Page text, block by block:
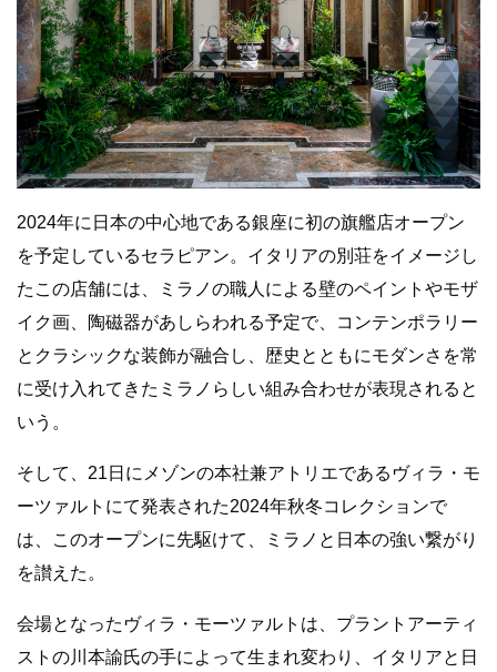
2024年に日本の中心地である銀座に初の旗艦店オープン
を予定しているセラピアン。イタリアの別荘をイメージし
たこの店舗には、ミラノの職人による壁のペイントやモザ
イク画、陶磁器があしらわれる予定で、コンテンポラリー
とクラシックな装飾が融合し、歴史とともにモダンさを常
に受け入れてきたミラノらしい組み合わせが表現されると
いう。
そして、21日にメゾンの本社兼アトリエであるヴィラ・モ
ーツァルトにて発表された2024年秋冬コレクションで
は、このオープンに先駆けて、ミラノと日本の強い繋がり
を讃えた。
会場となったヴィラ・モーツァルトは、プラントアーティ
ストの川本諭氏の手によって生まれ変わり、イタリアと日